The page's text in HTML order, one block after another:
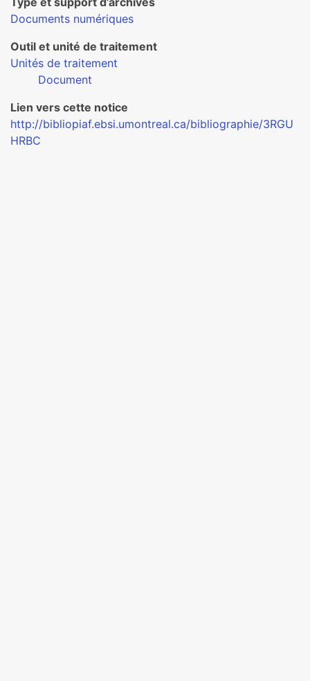
Documents numériques
Outil et unité de traitement
Unités de traitement
Document
Lien vers cette notice
http://bibliopiaf.ebsi.umontreal.ca/bibliographie/3RGU
HRBC